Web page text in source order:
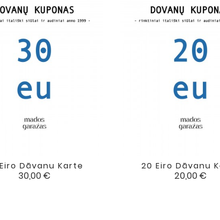
Dāvanu Karte
Cena
30,00 €
 20 Eiro Dāvanu
Cena
20,00 €
